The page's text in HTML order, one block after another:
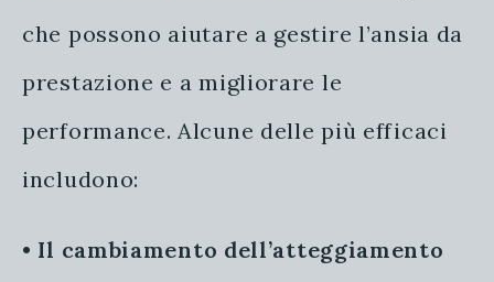
che possono aiutare a gestire l’ansia da
prestazione e a migliorare le
performance. Alcune delle più efficaci
includono:
• Il cambiamento dell’atteggiamento